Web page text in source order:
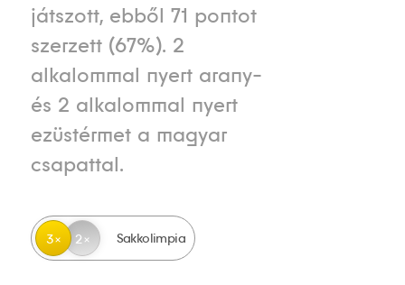
játszott, ebből 71 pontot
szerzett (67%). 2
alkalommal nyert arany-
és 2 alkalommal nyert
ezüstérmet a magyar
csapattal.
3 2 Sakkolimpia